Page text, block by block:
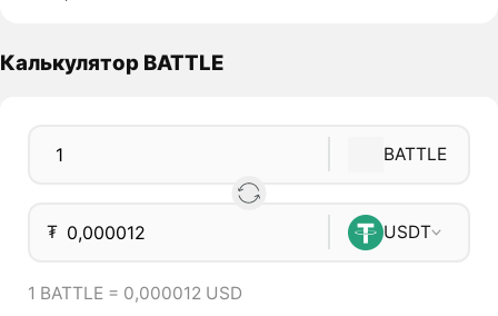
Калькулятор BATTLE
BATTLE
₮ USDT
1 BATTLE = 0,000012 USD